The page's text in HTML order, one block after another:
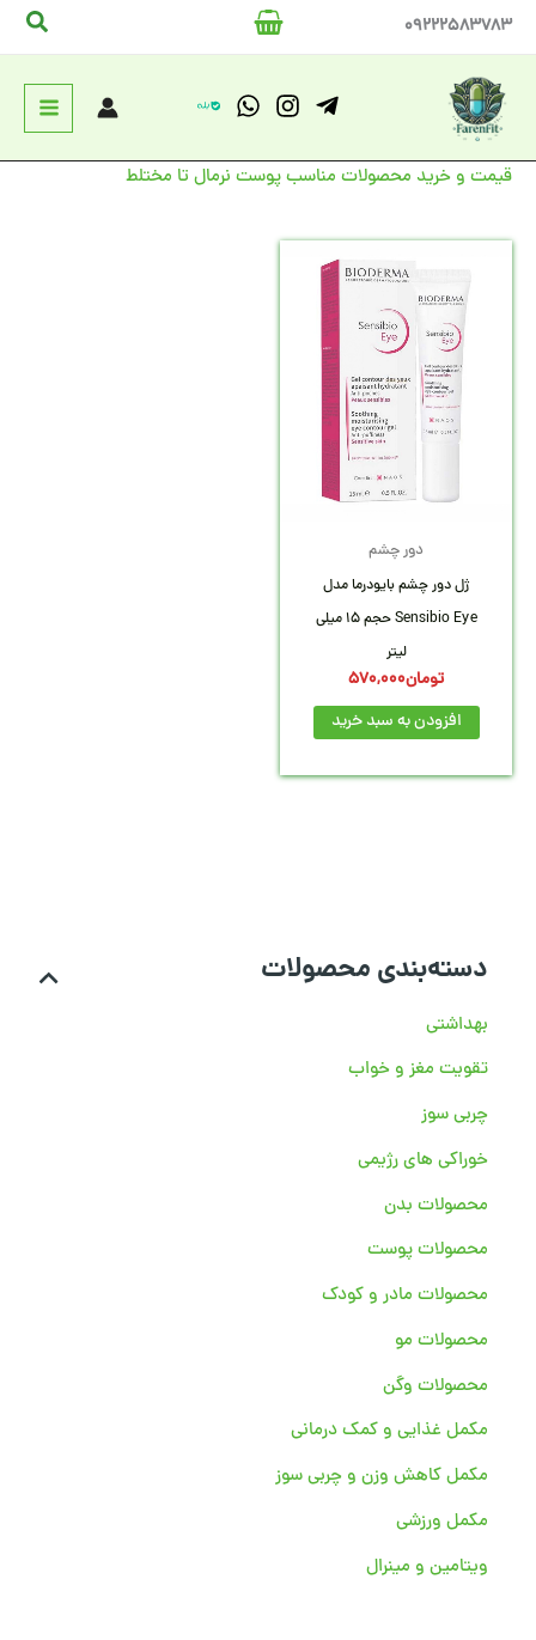
پرش
به
محتوا
09222583783
دسته‌بندی محصولات
بهداشتی
تقویت مغز و خواب
چربی سوز
خوراکی های رژیمی
محصولات بدن
محصولات پوست
محصولات مادر و کودک
محصولات مو
محصولات وگن
مکمل غذایی و کمک درمانی
مکمل کاهش وزن و چربی سوز
مکمل ورزشی
ویتامین و مینرال
قیمت و خرید محصولات مناسب پوست نرمال تا مختلط
دور چشم
ژل دور چشم بایودرما مدل
Sensibio Eye حجم 15 میلی
لیتر
تومان570,000
افزودن به سبد خرید